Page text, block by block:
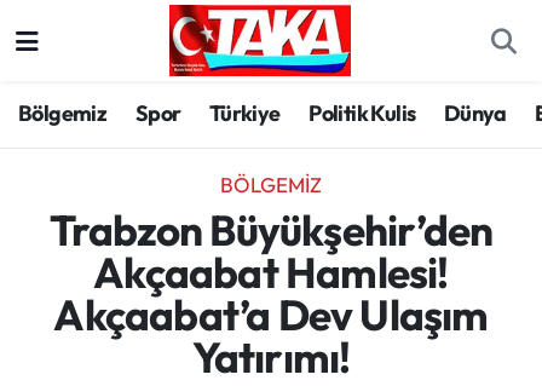
Bölgemiz Spor Türkiye Politik Kulis Dünya
BÖLGEMIZ
Trabzon Büyükşehir’den
Akçaabat Hamlesi!
Akçaabat’a Dev Ulaşım
Yatırımı!
Spor
Türkiye
Kültür/Sanat
Politika
Trabzon Hava Durumu
Trabzon Trafik Yoğunluk Haritası
Süper Lig Puan Durumu ve Fikstür
Tüm Manşetler